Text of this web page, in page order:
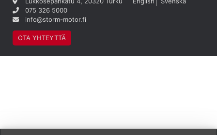
075 326 5000
info@storm-motor.fi
OTA YHTEYTTÄ